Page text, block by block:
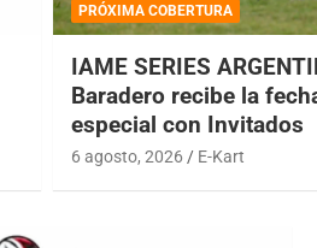
PRÓXIMA COBERTURA
IAME SERIES
Baradero recibe la
especial con Invitados
6 agosto, 2026 E-Kart